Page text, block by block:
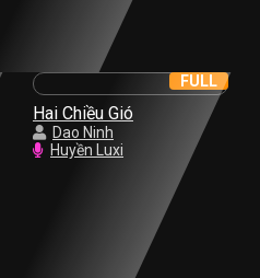
Hai Chiều Gió
Dao Ninh
Huyền Luxi
FULL